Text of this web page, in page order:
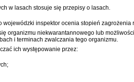
w lasach stosuje się przepisy o lasach.
inspektor ocenia stopień
organizmu niekwarantannowego lub
i terminach zwalczania tego organizmu.
ich występowanie przez: